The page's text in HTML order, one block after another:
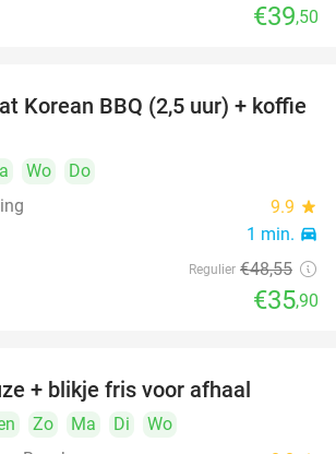
€39,50
26%
Korean BBQ (2,5 uur) + koffie
Wo
Do
9.9 star
1 min. directions_car
Regulier €48,55
€35,90
+ blikje fris voor afhaal
Zo Ma Di
Wo